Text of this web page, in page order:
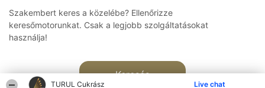
TURUL Cukrász Live chat
Szakembert keres a közelébe? Ellenőrizze
keresőmotorunkat. Csak a legjobb szolgáltatásokat
használja!
Keresés